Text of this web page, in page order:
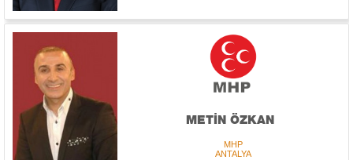
METİN ÖZKAN
MHP
ANTALYA